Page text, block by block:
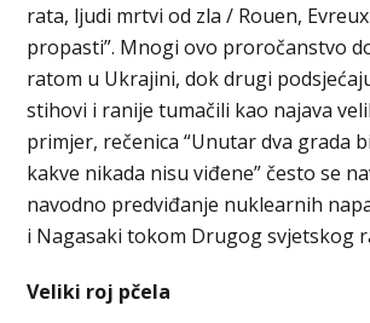
rata, ljudi mrtvi od zla / Rouen,
propasti”. Mnogi ovo proročanstvo
ratom u Ukrajini, dok drugi
stihovi i ranije tumačili kao najava
primjer, rečenica “Unutar dva grada
kakve nikada nisu viđene” često se
navodno predviđanje nuklearnih
i Nagasaki tokom Drugog svjetskog
Veliki roj pčela